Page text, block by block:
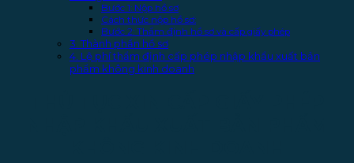
Bước 1: Nộp hồ sơ
Cách thức nộp hồ sơ:
Bước 2: Thẩm định hồ sơ và cấp giấy phép
3. Thành phần hồ sơ
4. Lệ phí thẩm định cấp phép nhập khẩu xuất bản
phẩm không kinh doanh